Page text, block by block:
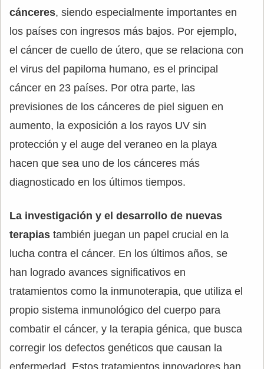
cánceres, siendo especialmente importantes en
los países con ingresos más bajos. Por ejemplo,
el cáncer de cuello de útero, que se relaciona con
el virus del papiloma humano, es el principal
cáncer en 23 países. Por otra parte, las
previsiones de los cánceres de piel siguen en
aumento, la exposición a los rayos UV sin
protección y el auge del veraneo en la playa
hacen que sea uno de los cánceres más
diagnosticado en los últimos tiempos.
La investigación y el desarrollo de nuevas
terapias también juegan un papel crucial en la
lucha contra el cáncer. En los últimos años, se
han logrado avances significativos en
tratamientos como la inmunoterapia, que utiliza el
propio sistema inmunológico del cuerpo para
combatir el cáncer, y la terapia génica, que busca
corregir los defectos genéticos que causan la
enfermedad. Estos tratamientos innovadores han